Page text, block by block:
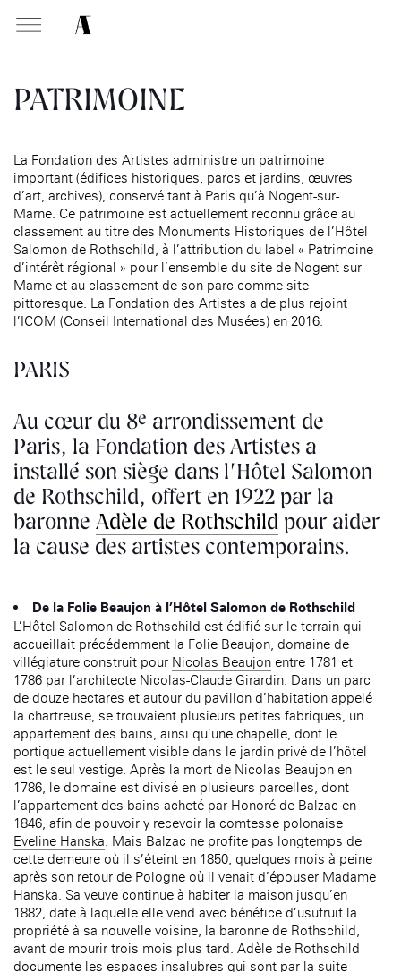
PATRIMOINE
La Fondation des Artistes administre un patrimoine
important (édifices historiques, parcs et jardins, œuvres
d’art, archives), conservé tant à Paris qu’à Nogent-sur-
Marne. Ce patrimoine est actuellement reconnu grâce au
classement au titre des Monuments Historiques de l’Hôtel
Salomon de Rothschild, à l’attribution du label « Patrimoine
d’intérêt régional » pour l’ensemble du site de Nogent-sur-
Marne et au classement de son parc comme site
pittoresque. La Fondation des Artistes a de plus rejoint
l’ICOM (Conseil International des Musées) en 2016.
PARIS
Au cœur du 8e arrondissement de
Paris, la Fondation des Artistes a
installé son siège dans l’Hôtel Salomon
de Rothschild, offert en 1922 par la
baronne Adèle de Rothschild pour aider
la cause des artistes contemporains.
De la Folie Beaujon à l’Hôtel Salomon de Rothschild
L’Hôtel Salomon de Rothschild est édifié sur le terrain qui
accueillait précédemment la Folie Beaujon, domaine de
villégiature construit pour Nicolas Beaujon entre 1781 et
1786 par l’architecte Nicolas-Claude Girardin. Dans un parc
de douze hectares et autour du pavillon d’habitation appelé
la chartreuse, se trouvaient plusieurs petites fabriques, un
appartement des bains, ainsi qu’une chapelle, dont le
portique actuellement visible dans le jardin privé de l’hôtel
est le seul vestige. Après la mort de Nicolas Beaujon en
1786, le domaine est divisé en plusieurs parcelles, dont
l’appartement des bains acheté par Honoré de Balzac en
1846, afin de pouvoir y recevoir la comtesse polonaise
Eveline Hanska. Mais Balzac ne profite pas longtemps de
cette demeure où il s’éteint en 1850, quelques mois à peine
après son retour de Pologne où il venait d’épouser Madame
Hanska. Sa veuve continue à habiter la maison jusqu’en
1882, date à laquelle elle vend avec bénéfice d’usufruit la
propriété à sa nouvelle voisine, la baronne de Rothschild,
avant de mourir trois mois plus tard. Adèle de Rothschild
documente les espaces insalubres qui sont par la suite
MISSIONS
Soutenir les écoles d’art
Aider à la production
d’oeuvres d’art
Attribuer des ateliers
Diffuser dans son centre
d’art, laMABA
Promouvoir la scène
française à l’international
de
des artistes(EHPAD)
VISITEZ
À NOGENT-SUR-MARNE
MABA
Publics
Maison nationale
des artistes , EHPAD
Infos
Bibliothèque
Smith-Lesouëf
Parc
À PARIS
Rotonde Balzac de l’Hôtel
Salomon de Rothschild
Jardin public de l’Hôtel
Salomon de Rothschild